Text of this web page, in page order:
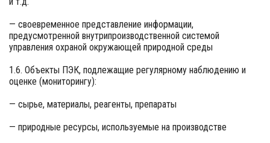
— своевременное представление информации,
предусмотренной внутрипроизводственной системой
управления охраной окружающей природной среды
1.6. Объекты ПЭК, подлежащие регулярному наблюдению и
оценке (мониторингу):
— сырье, материалы, реагенты, препараты
— природные ресурсы, используемые на производстве